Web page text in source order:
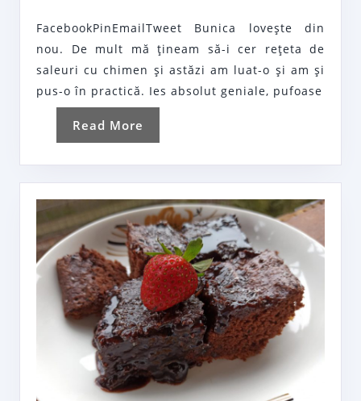
de
la
Bunica
FacebookPinEmailTweet Bunica loveşte din
nou. De mult mă ţineam să-i cer reţeta de
saleuri cu chimen şi astăzi am luat-o şi am şi
pus-o în practică. Ies absolut geniale, pufoase
Read More
More